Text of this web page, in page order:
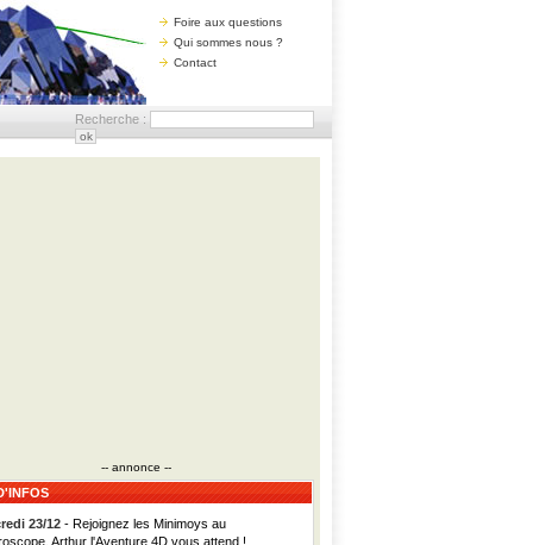
Foire aux questions
Qui sommes nous ?
Contact
Recherche :
-- annonce --
23/12 - Rejoignez les Minimoys au
Arthur l'Aventure 4D vous attend !